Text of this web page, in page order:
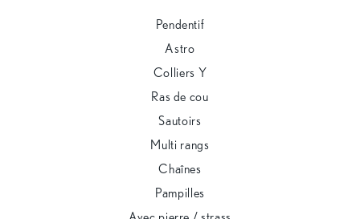
Pendentif
Astro
Colliers Y
Ras de cou
Sautoirs
Multi rangs
Chaînes
Pampilles